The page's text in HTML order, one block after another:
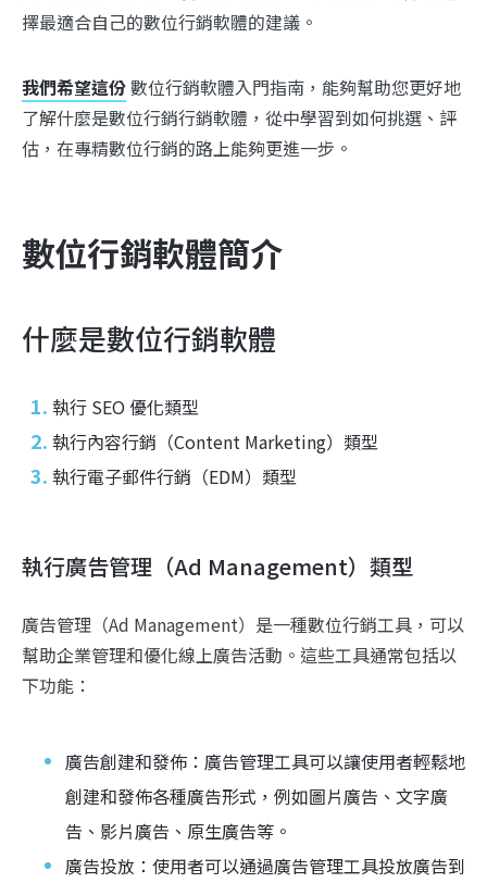
擇最適合自己的數位行銷軟體的建議。
我們希望這份數位行銷軟體入門指南，能夠幫助您更好地
了解什麼是數位行銷行銷軟體，從中學習到如何挑選、評
估，在專精數位行銷的路上能夠更進一步。
數位行銷軟體簡介
什麼是數位行銷軟體
執行 SEO 優化類型
執行內容行銷（Content Marketing）類型
執行電子郵件行銷（EDM）類型
執行廣告管理（Ad Management）類型
廣告管理（Ad Management）是一種數位行銷工具，可以
幫助企業管理和優化線上廣告活動。這些工具通常包括以
下功能：
廣告創建和發佈：廣告管理工具可以讓使用者輕鬆地
創建和發佈各種廣告形式，例如圖片廣告、文字廣
告、影片廣告、原生廣告等。
廣告投放：使用者可以通過廣告管理工具投放廣告到